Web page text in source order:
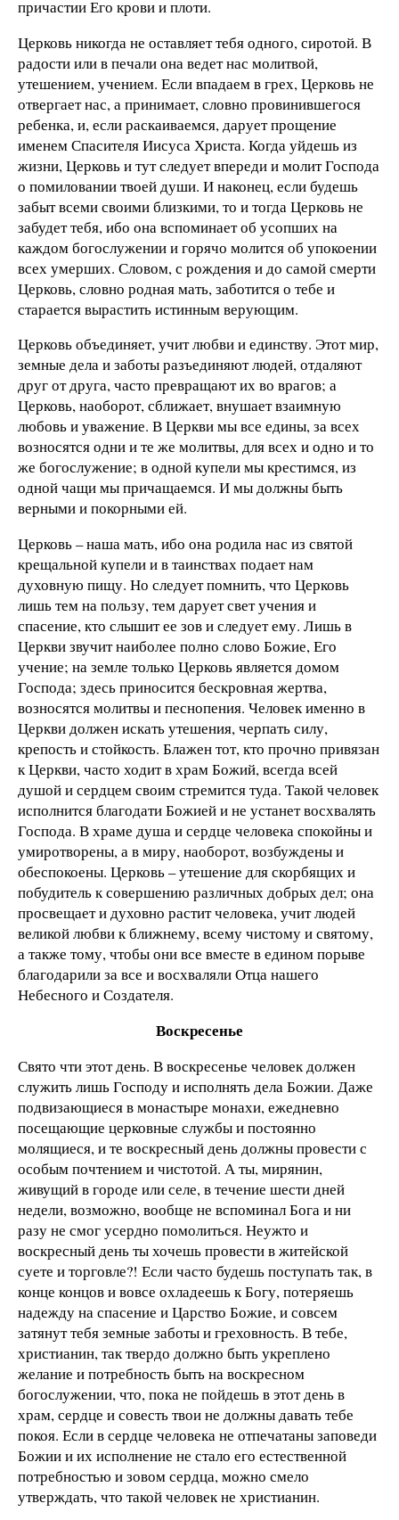
причастии Его крови и плоти.
Церковь никогда не оставляет тебя одного, сиротой. В
радости или в печали она ведет нас молитвой,
утешением, учением. Если впадаем в грех, Церковь не
отвергает нас, а принимает, словно провинившегося
ребенка, и, если раскаиваемся, дарует прощение
именем Спасителя Иисуса Христа. Когда уйдешь из
жизни, Церковь и тут следует впереди и молит Господа
о помиловании твоей души. И наконец, если будешь
забыт всеми своими близкими, то и тогда Церковь не
забудет тебя, ибо она вспоминает об усопших на
каждом богослужении и горячо молится об упокоении
всех умерших. Словом, с рождения и до самой смерти
Церковь, словно родная мать, заботится о тебе и
старается вырастить истинным верующим.
Церковь объединяет, учит любви и единству. Этот мир,
земные дела и заботы разъединяют людей, отдаляют
друг от друга, часто превращают их во врагов; а
Церковь, наоборот, сближает, внушает взаимную
любовь и уважение. В Церкви мы все едины, за всех
возносятся одни и те же молитвы, для всех и одно и то
же богослужение; в одной купели мы крестимся, из
одной чащи мы причащаемся. И мы должны быть
верными и покорными ей.
Церковь – наша мать, ибо она родила нас из святой
крещальной купели и в таинствах подает нам
духовную пищу. Но следует помнить, что Церковь
лишь тем на пользу, тем дарует свет учения и
спасение, кто слышит ее зов и следует ему. Лишь в
Церкви звучит наиболее полно слово Божие, Его
учение; на земле только Церковь является домом
Господа; здесь приносится бескровная жертва,
возносятся молитвы и песнопения. Человек именно в
Церкви должен искать утешения, черпать силу,
крепость и стойкость. Блажен тот, кто прочно привязан
к Церкви, часто ходит в храм Божий, всегда всей
душой и сердцем своим стремится туда. Такой человек
исполнится благодати Божией и не устанет восхвалять
Господа. В храме душа и сердце человека спокойны и
умиротворены, а в миру, наоборот, возбуждены и
обеспокоены. Церковь – утешение для скорбящих и
побудитель к совершению различных добрых дел; она
просвещает и духовно растит человека, учит людей
великой любви к ближнему, всему чистому и святому,
а также тому, чтобы они все вместе в едином порыве
благодарили за все и восхваляли Отца нашего
Небесного и Создателя.
Воскресенье
Свято чти этот день. В воскресенье человек должен
служить лишь Господу и исполнять дела Божии. Даже
подвизающиеся в монастыре монахи, ежедневно
посещающие церковные службы и постоянно
молящиеся, и те воскресный день должны провести с
особым почтением и чистотой. А ты, мирянин,
живущий в городе или селе, в течение шести дней
недели, возможно, вообще не вспоминал Бога и ни
разу не смог усердно помолиться. Неужто и
воскресный день ты хочешь провести в житейской
суете и торговле?! Если часто будешь поступать так, в
конце концов и вовсе охладеешь к Богу, потеряешь
надежду на спасение и Царство Божие, и совсем
затянут тебя земные заботы и греховность. В тебе,
христианин, так твердо должно быть укреплено
желание и потребность быть на воскресном
богослужении, что, пока не пойдешь в этот день в
храм, сердце и совесть твои не должны давать тебе
покоя. Если в сердце человека не отпечатаны заповеди
Божии и их исполнение не стало его естественной
потребностью и зовом сердца, можно смело
утверждать, что такой человек не христианин.